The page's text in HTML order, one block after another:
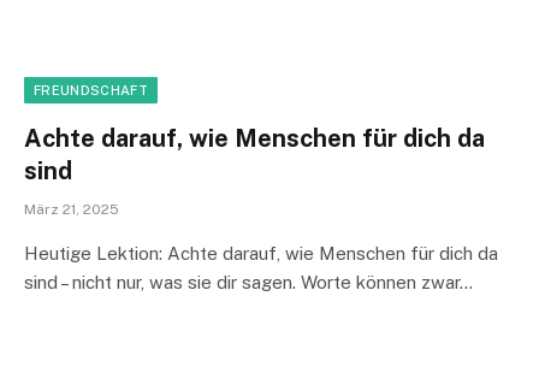
FREUNDSCHAFT
Achte darauf, wie Menschen für dich da
sind
März 21, 2025
Heutige Lektion: Achte darauf, wie Menschen für dich da
sind – nicht nur, was sie dir sagen. Worte können zwar…